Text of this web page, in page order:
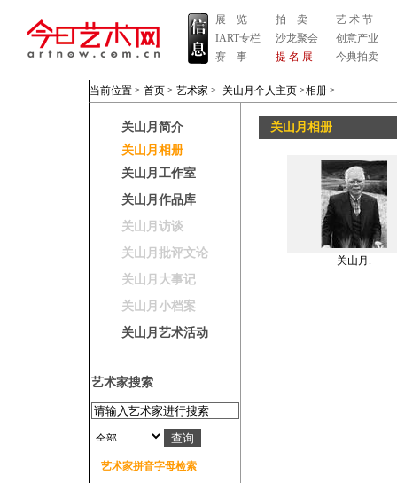
展 览
IART专栏
赛 事
拍 卖
沙龙聚会
提 名 展
艺 术 节
创意产业
今典拍卖
当前位置 > 首页 > 艺术家 > 关山月个人主页 >相册 >
关山月简介
关山月相册
关山月工作室
关山月作品库
关山月访谈
关山月批评文论
关山月大事记
关山月小档案
关山月艺术活动
艺术家搜索
艺术家拼音字母检索
关山月相册
关山月.